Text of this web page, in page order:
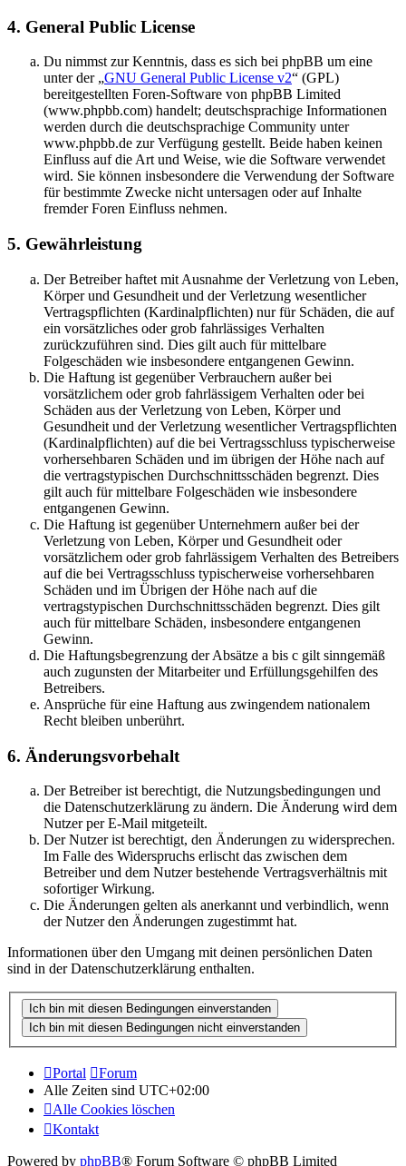
4. General Public License
Du nimmst zur Kenntnis, dass es sich bei phpBB um eine
unter der „GNU General Public License v2“ (GPL)
bereitgestellten Foren-Software von phpBB Limited
(www.phpbb.com) handelt; deutschsprachige Informationen
werden durch die deutschsprachige Community unter
www.phpbb.de zur Verfügung gestellt. Beide haben keinen
Einfluss auf die Art und Weise, wie die Software verwendet
wird. Sie können insbesondere die Verwendung der Software
für bestimmte Zwecke nicht untersagen oder auf Inhalte
fremder Foren Einfluss nehmen.
5. Gewährleistung
Der Betreiber haftet mit Ausnahme der Verletzung von Leben,
Körper und Gesundheit und der Verletzung wesentlicher
Vertragspflichten (Kardinalpflichten) nur für Schäden, die auf
ein vorsätzliches oder grob fahrlässiges Verhalten
zurückzuführen sind. Dies gilt auch für mittelbare
Folgeschäden wie insbesondere entgangenen Gewinn.
Die Haftung ist gegenüber Verbrauchern außer bei
vorsätzlichem oder grob fahrlässigem Verhalten oder bei
Schäden aus der Verletzung von Leben, Körper und
Gesundheit und der Verletzung wesentlicher Vertragspflichten
(Kardinalpflichten) auf die bei Vertragsschluss typischerweise
vorhersehbaren Schäden und im übrigen der Höhe nach auf
die vertragstypischen Durchschnittsschäden begrenzt. Dies
gilt auch für mittelbare Folgeschäden wie insbesondere
entgangenen Gewinn.
Die Haftung ist gegenüber Unternehmern außer bei der
Verletzung von Leben, Körper und Gesundheit oder
vorsätzlichem oder grob fahrlässigem Verhalten des Betreibers
auf die bei Vertragsschluss typischerweise vorhersehbaren
Schäden und im Übrigen der Höhe nach auf die
vertragstypischen Durchschnittsschäden begrenzt. Dies gilt
auch für mittelbare Schäden, insbesondere entgangenen
Gewinn.
Die Haftungsbegrenzung der Absätze a bis c gilt sinngemäß
auch zugunsten der Mitarbeiter und Erfüllungsgehilfen des
Betreibers.
Ansprüche für eine Haftung aus zwingendem nationalem
Recht bleiben unberührt.
6. Änderungsvorbehalt
Der Betreiber ist berechtigt, die Nutzungsbedingungen und
die Datenschutzerklärung zu ändern. Die Änderung wird dem
Nutzer per E-Mail mitgeteilt.
Der Nutzer ist berechtigt, den Änderungen zu widersprechen.
Im Falle des Widerspruchs erlischt das zwischen dem
Betreiber und dem Nutzer bestehende Vertragsverhältnis mit
sofortiger Wirkung.
Die Änderungen gelten als anerkannt und verbindlich, wenn
der Nutzer den Änderungen zugestimmt hat.
Informationen über den Umgang mit deinen persönlichen Daten
sind in der Datenschutzerklärung enthalten.
Portal
Forum
Alle Zeiten sind UTC+02:00
Alle Cookies löschen
Kontakt
Powered by phpBB® Forum Software © phpBB Limited